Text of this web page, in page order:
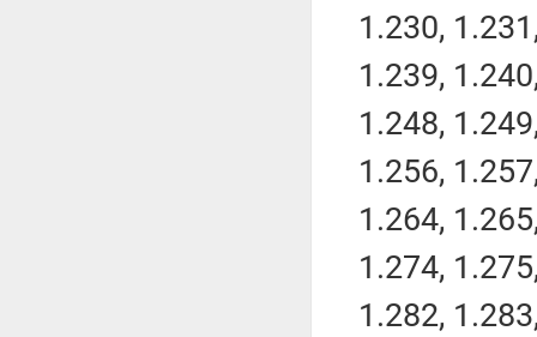
1.230,
1.239,
1.248,
1.256,
1.264,
1.274,
1.282,